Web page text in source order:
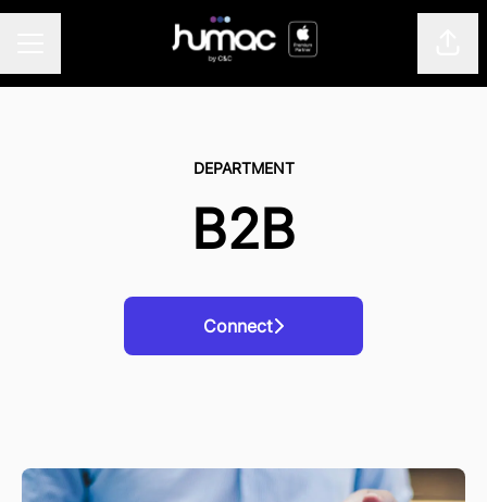
DEPARTMENT
B2B
Connect